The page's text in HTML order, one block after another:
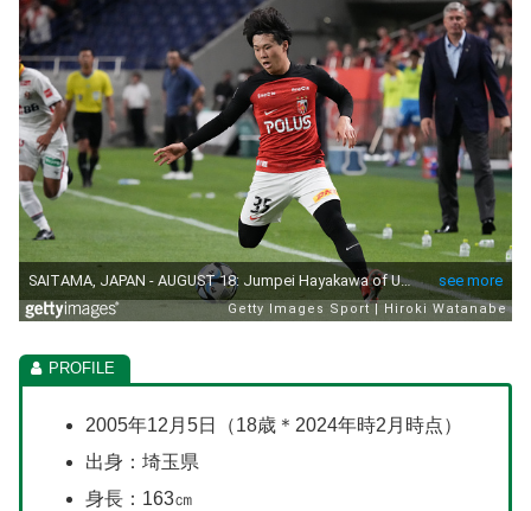
2005年12月5日（18歳＊2024年時2月時点）
出身：埼玉県
身長：163㎝